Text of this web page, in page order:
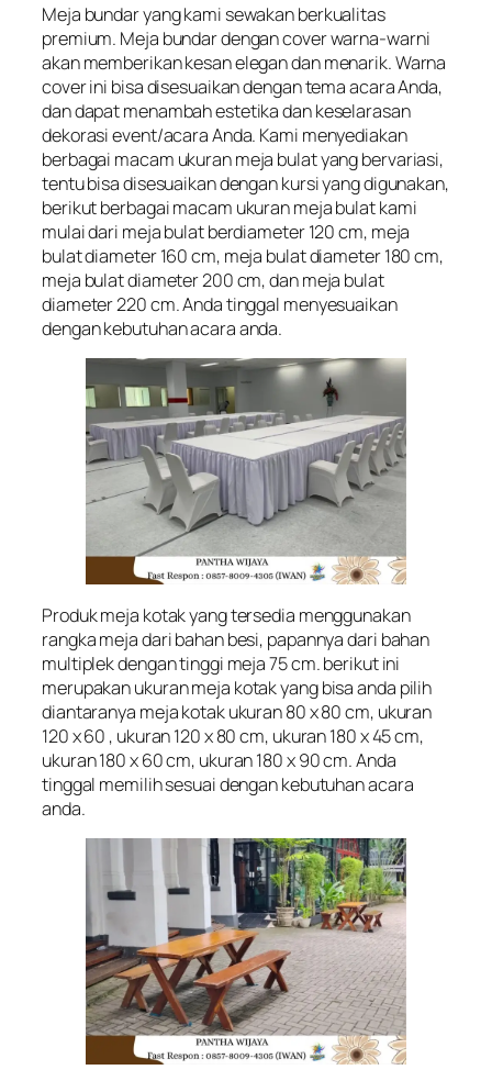
Meja bundar yang kami sewakan berkualitas
premium. Meja bundar dengan cover warna-warni
akan memberikan kesan elegan dan menarik. Warna
cover ini bisa disesuaikan dengan tema acara Anda,
dan dapat menambah estetika dan keselarasan
dekorasi event/acara Anda. Kami menyediakan
berbagai macam ukuran meja bulat yang bervariasi,
tentu bisa disesuaikan dengan kursi yang digunakan,
berikut berbagai macam ukuran meja bulat kami
mulai dari meja bulat berdiameter 120 cm, meja
bulat diameter 160 cm, meja bulat diameter 180 cm,
meja bulat diameter 200 cm, dan meja bulat
diameter 220 cm. Anda tinggal menyesuaikan
dengan kebutuhan acara anda.
Produk meja kotak yang tersedia menggunakan
rangka meja dari bahan besi, papannya dari bahan
multiplek dengan tinggi meja 75 cm. berikut ini
merupakan ukuran meja kotak yang bisa anda pilih
diantaranya meja kotak ukuran 80 x 80 cm, ukuran
120 x 60 , ukuran 120 x 80 cm, ukuran 180 x 45 cm,
ukuran 180 x 60 cm, ukuran 180 x 90 cm. Anda
tinggal memilih sesuai dengan kebutuhan acara
anda.